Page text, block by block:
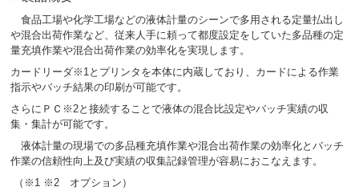
食品工場や化学工場などの液体計量のシーンで多用される定量払出し
や混合出荷作業など、従来人手に頼って都度設定をしていた多品種の定
量充填作業や混合出荷作業の効率化を実現します。
カードリーダ※1とプリンタを本体に内蔵しており、カードによる作業
指示やバッチ結果の印刷が可能です。
さらにＰＣ※2と接続することで液体の混合比設定やバッチ実績の収
集・集計が可能です。
液体計量の現場での多品種充填作業や混合出荷作業の効率化とバッチ
作業の信頼性向上及び実績の収集記録管理が容易におこなえます。
（※1 ※2 オプション）